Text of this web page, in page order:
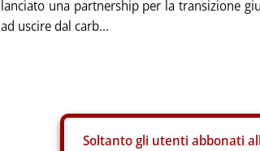
lanciato una partnership per la transizione
ad uscire dal carb...
Soltanto gli utenti abbonati